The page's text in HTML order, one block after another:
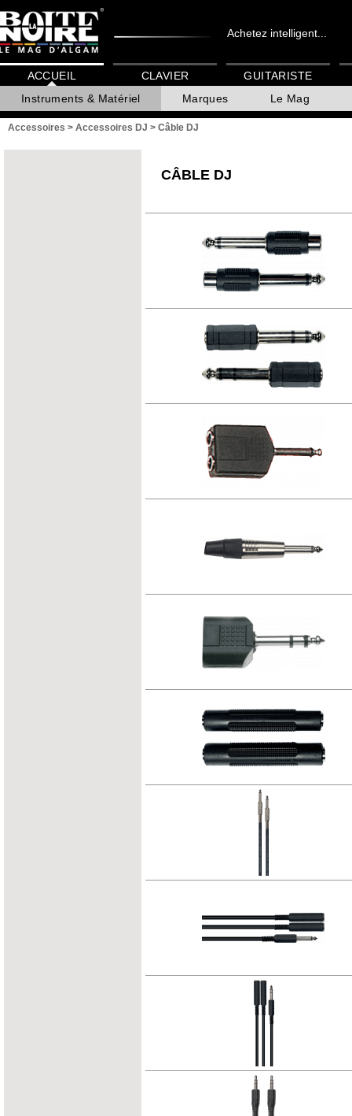
Achetez intelligent...
ACCUEIL
Instruments & Matériel
Marques Le Mag
CLAVIER GUITARISTE
Accessoires > Accessoires DJ > Câble DJ
CÂBLE DJ